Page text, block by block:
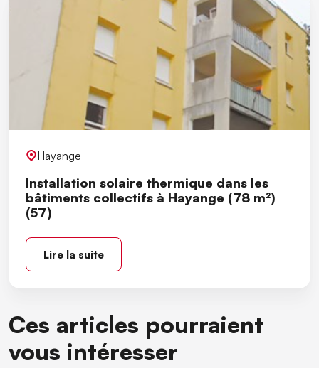
Hayange
Installation solaire thermique dans les
bâtiments collectifs à Hayange (78 m²)
(57)
Lire la suite
Ces articles pourraient
vous intéresser